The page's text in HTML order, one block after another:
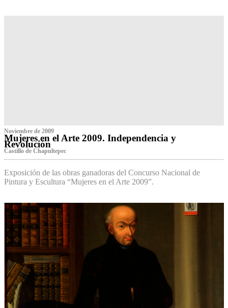
Noviembre de 2009
Mujeres en el Arte 2009. Independencia y
Revolución
Castillo de Chapultepec
Exposición de las obras ganadoras del Concurso Nacional de
Pintura y Escultura “Mujeres en el Arte 2009”.